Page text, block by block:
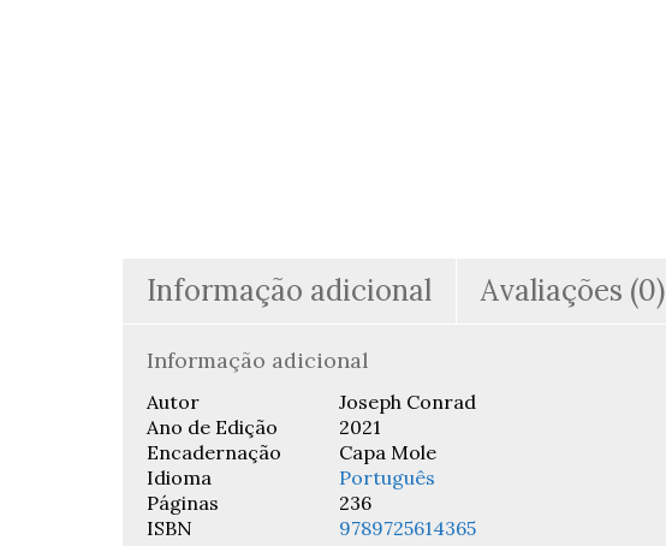
Informação adicional Avaliações (0)
Informação adicional
Autor
Joseph Conrad
Ano de Edição
2021
Encadernação
Capa Mole
Idioma
Português
Páginas
236
ISBN
9789725614365